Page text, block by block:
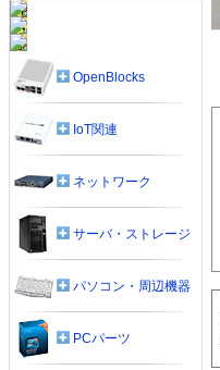
OpenBlocks
IoT関連
ネットワーク
サーバ・ストレージ
パソコン・周辺機器
PCパーツ